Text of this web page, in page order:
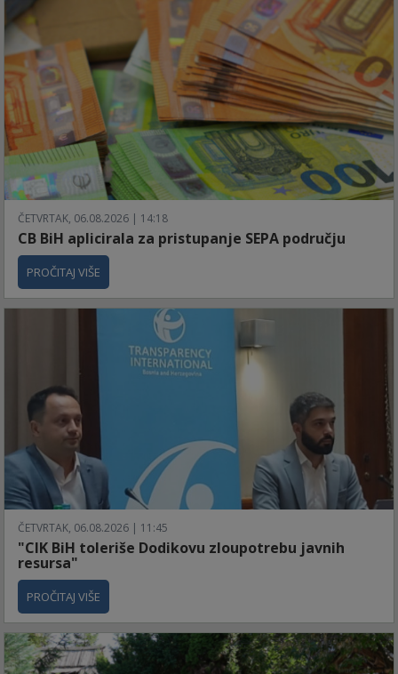
ČETVRTAK, 06.08.2026 | 14:18
CB BiH aplicirala za pristupanje SEPA području
PROČITAJ VIŠE
ČETVRTAK, 06.08.2026 | 11:45
"CIK BiH toleriše Dodikovu zloupotrebu javnih
resursa"
PROČITAJ VIŠE